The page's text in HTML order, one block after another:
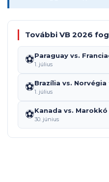
További VB 2026
⚽1. július
⚽1. július
⚽30. június